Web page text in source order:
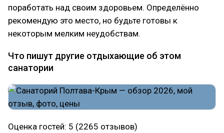
поработать над своим здоровьем. Определённо
рекомендую это место, но будьте готовы к
некоторым мелким неудобствам.
Что пишут другие отдыхающие об этом
санатории
Оценка гостей: 5 (2265 отзывов)